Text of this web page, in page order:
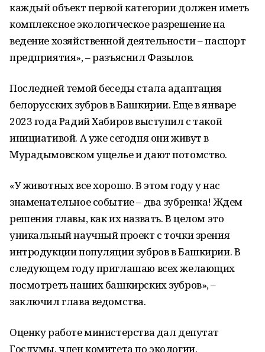
каждый объект первой категории должен иметь
комплексное экологическое разрешение на
ведение хозяйственной деятельности – паспорт
предприятия», – разъяснил Фазылов.
Последней темой беседы стала адаптация
белорусских зубров в Башкирии. Еще в январе
2023 года Радий Хабиров выступил с такой
инициативой. А уже сегодня они живут в
Мурадымовском ущелье и дают потомство.
«У животных все хорошо. В этом году у нас
знаменательное событие – два зубренка! Ждем
решения главы, как их назвать. В целом это
уникальный научный проект с точки зрения
интродукции популяции зубров в Башкирии. В
следующем году приглашаю всех желающих
посмотреть наших башкирских зубров», –
заключил глава ведомства.
Оценку работе министерства дал депутат
Госдумы, член комитета по экологии,